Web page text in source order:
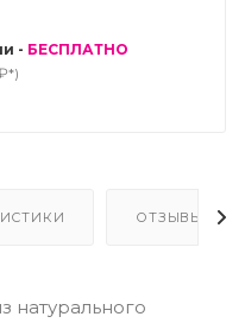
- БЕСПЛАТНО
ОТЗЫВЫ
натурального